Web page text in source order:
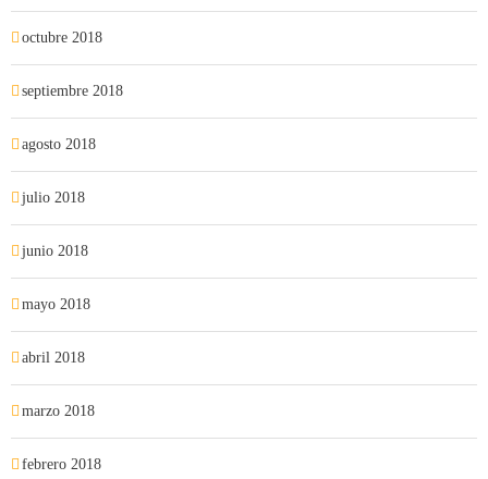
octubre 2018
septiembre 2018
agosto 2018
julio 2018
junio 2018
mayo 2018
abril 2018
marzo 2018
febrero 2018